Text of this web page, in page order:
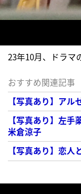
23年10月、ドラマ
おすすめ関連記事
【写真あり】ア
【写真あり】左
米倉涼子
【写真あり】恋